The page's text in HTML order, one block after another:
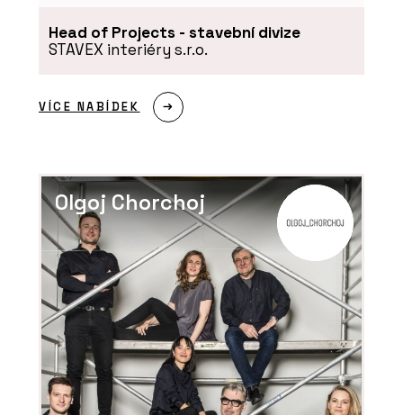
Akustické kazetové
podhledy Eurocoustic -
Rigips
O FIRMĚ
Rigips
PRODUKTY
Head of Projects - stavební divize
STAVEX interiéry s.r.o.
VÍCE NABÍDEK
Olgoj Chorchoj